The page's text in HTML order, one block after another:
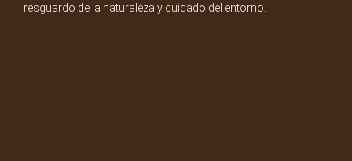
resguardo de la naturaleza y cuidado del entorno.